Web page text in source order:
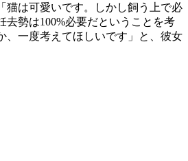
猫は可愛いです。しかし飼う上で必
去勢は100%必要だということを考
、一度考えてほしいです」と、彼女